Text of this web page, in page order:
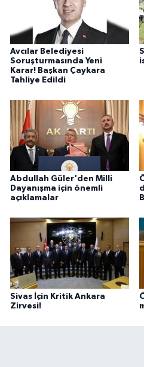
Avcılar Belediyesi
Soruşturmasında Yeni
Karar! Başkan Çaykara
Tahliye Edildi
Abdullah Güler'den Milli
Dayanışma için önemli
açıklamalar
Sivas İçin Kritik Ankara
Zirvesi!